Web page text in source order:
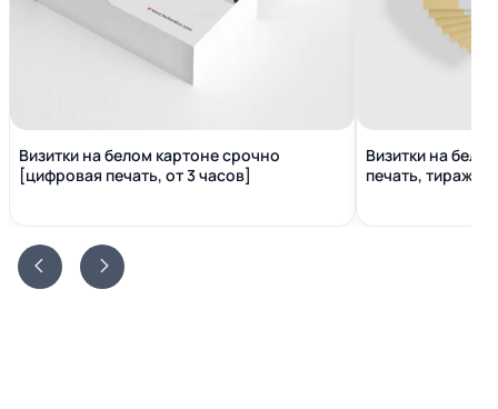
Визитки на белом картоне срочно
[цифровая печать, от 3 часов]
Визитки на
печать, тираж